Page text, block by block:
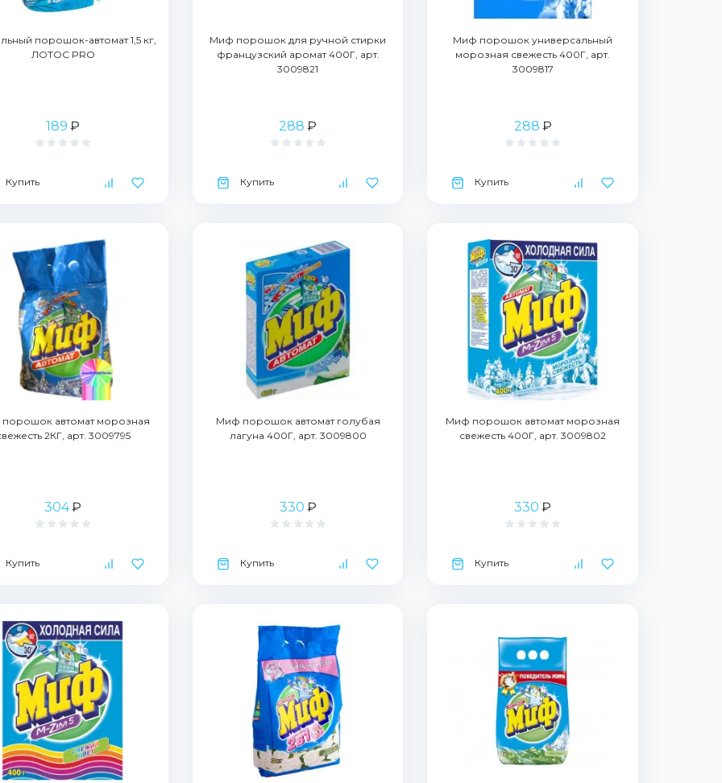
порошок-автомат 1,5 кг,
ЛОТОС PRO
189 ₽
Купить
Миф порошок для ручной стирки
французский аромат 400Г, арт.
3009821
288 ₽
Купить
Миф порошок универсальный
морозная свежесть 400Г, арт.
3009817
288 ₽
Купить
автомат морозная
2КГ, арт. 3009795
304₽
Купить
Миф порошок автомат голубая
лагуна 400Г, арт. 3009800
330 ₽
Купить
Миф порошок автомат морозная
свежесть 400Г, арт. 3009802
330 ₽
Купить